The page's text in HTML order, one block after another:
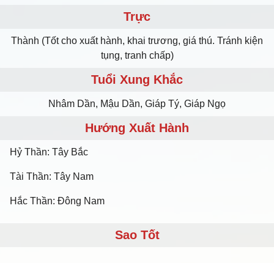
Trực
Thành (Tốt cho xuất hành, khai trương, giá thú. Tránh kiện
tụng, tranh chấp)
Tuổi Xung Khắc
Nhâm Dần, Mậu Dần, Giáp Tý, Giáp Ngọ
Hướng Xuất Hành
Hỷ Thần: Tây Bắc
Tài Thần: Tây Nam
Hắc Thần: Đông Nam
Sao Tốt